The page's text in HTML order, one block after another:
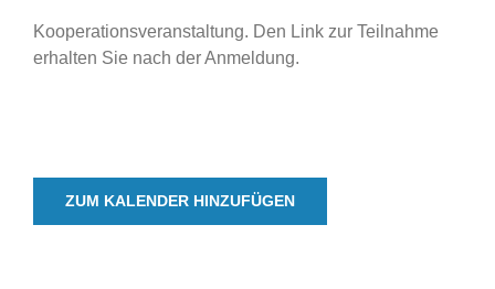
Kooperationsveranstaltung. Den Link zur Teilnahme
erhalten Sie nach der Anmeldung.
ZUM KALENDER HINZUFÜGEN